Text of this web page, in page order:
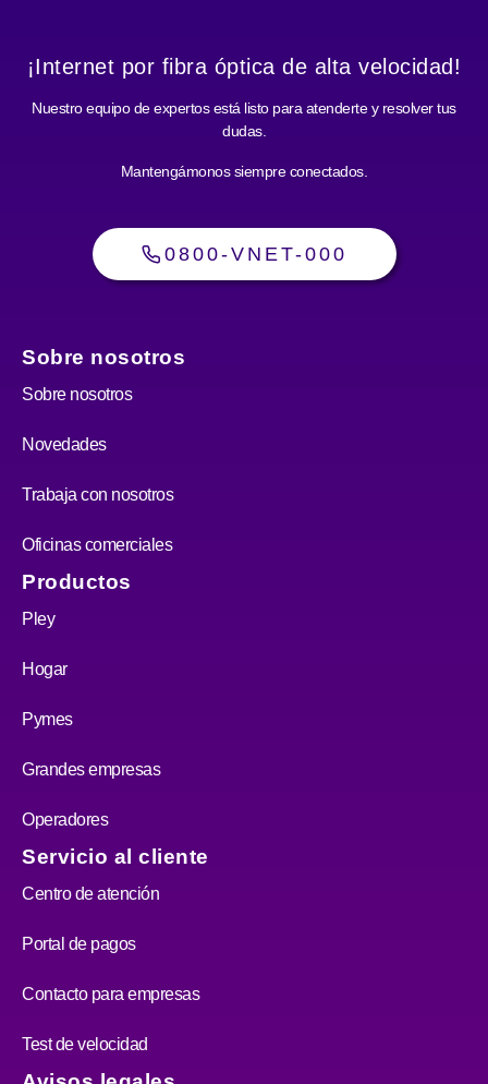
¡Internet por fibra óptica de alta velocidad!
Nuestro equipo de expertos está listo para atenderte y resolver tus
dudas.
Mantengámonos siempre conectados.
0800-VNET-000
Sobre nosotros
Sobre nosotros
Novedades
Trabaja con nosotros
Oficinas comerciales
Productos
Pley
Hogar
Pymes
Grandes empresas
Operadores
Servicio al cliente
Centro de atención
Portal de pagos
Contacto para empresas
Test de velocidad